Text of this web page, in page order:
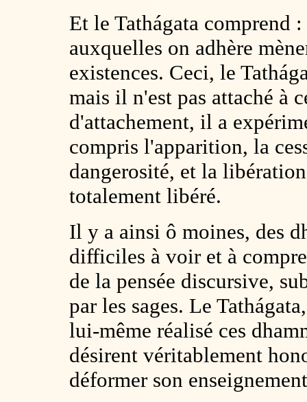
Et le Tathágata comprend
auxquelles on adhère
existences. Ceci, le
mais il n'est pas attaché à
d'attachement, il a
compris l'apparition, la
dangerosité, et la
totalement libéré.
Il y a ainsi ô moines, des
difficiles à voir et à
de la pensée discursive,
par les sages. Le
lui-même réalisé ces
désirent véritablement
déformer son